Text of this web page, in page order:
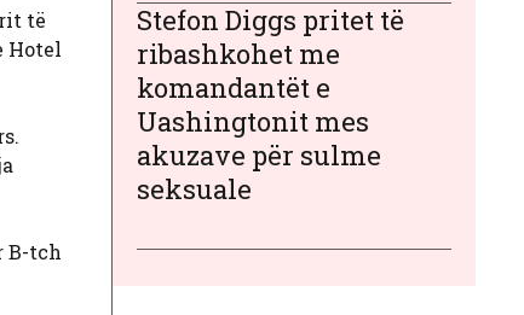
të
Hotel
B-tch
Stefon Diggs pritet të
ribashkohet me
komandantët e
Uashingtonit mes
akuzave për sulme
seksuale